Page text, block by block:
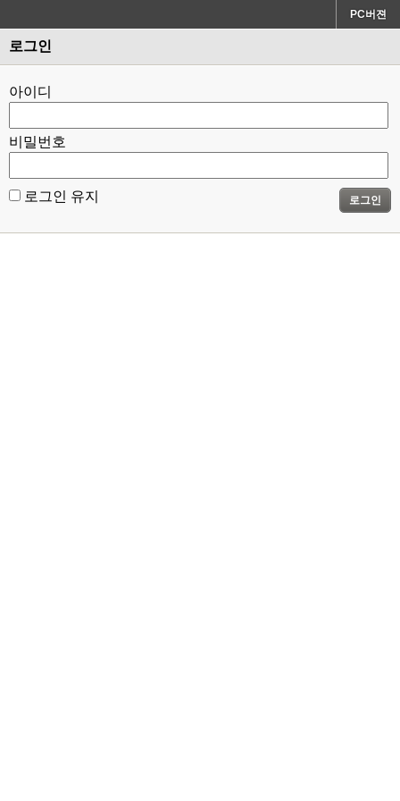
PC버젼
로그인
아이디
비밀번호
로그인 유지 로그인